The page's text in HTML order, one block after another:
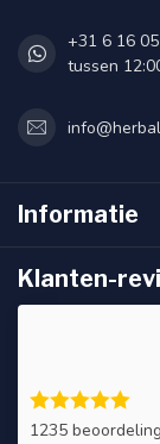
+31 6 16
tussen
Informatie
Klanten-
1235